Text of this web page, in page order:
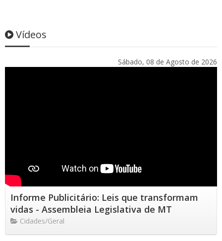
Vídeos
Sábado, 08 de Agosto de 2026
Informe Publicitário: Leis que transformam
vidas - Assembleia Legislativa de MT
Cidades/Geral